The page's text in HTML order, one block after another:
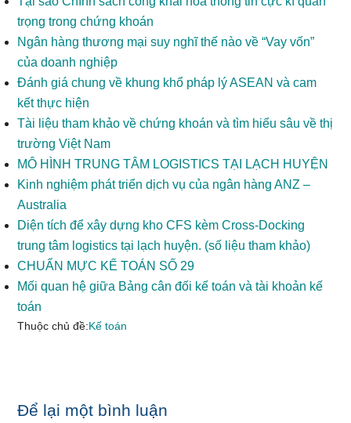
trọng trong chứng khoán
Ngân hàng thương mại suy nghĩ thế nào về “Vay vốn”
của doanh nghiệp
Đánh giá chung về khung khổ pháp lý ASEAN và cam
kết thực hiện
Tài liệu tham khảo về chứng khoán và tìm hiểu sâu về thị
trường Việt Nam
MÔ HÌNH TRUNG TÂM LOGISTICS TẠI LẠCH HUYỆN
Kinh nghiệm phát triển dịch vụ của ngân hàng ANZ –
Australia
Diện tích để xây dựng kho CFS kèm Cross-Docking
trung tâm logistics tại lạch huyện. (số liệu tham khảo)
CHUẨN MỰC KẾ TOÁN SỐ 29
Mối quan hệ giữa Bảng cân đối kế toán và tài khoản kế
toán
Thuộc chủ đề:Kế toán
Reader
Để lại một bình luận